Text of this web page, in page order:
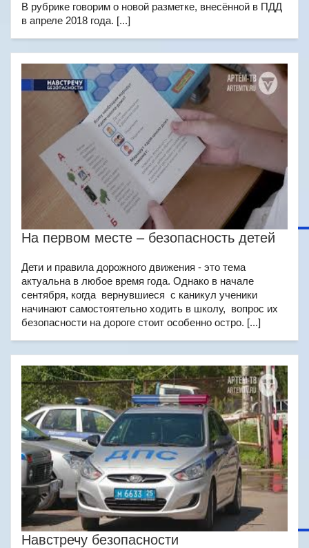
В рубрике говорим о новой разметке, внесённой в ПДД
в апреле 2018 года. [...]
На первом месте – безопасность детей
Дети и правила дорожного движения - это тема
актуальна в любое время года. Однако в начале
сентября, когда вернувшиеся с каникул ученики
начинают самостоятельно ходить в школу, вопрос их
безопасности на дороге стоит особенно остро. [...]
Навстречу безопасности